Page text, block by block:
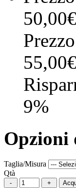
50,00€
55,00€
9%
Opzioni
Taglia/Misura
Qtà